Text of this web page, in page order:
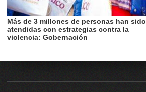
Más de 3 millones de personas han sido
atendidas con estrategias contra la
violencia: Gobernación